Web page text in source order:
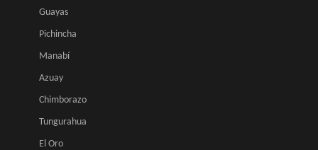
Guayas
Pichincha
Manabí
Azuay
Chimborazo
Tungurahua
El Oro